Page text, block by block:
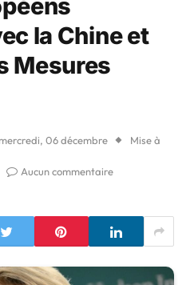
la Chine et
Mesures
mercredi, 06 décembre Mise à
Aucun commentaire